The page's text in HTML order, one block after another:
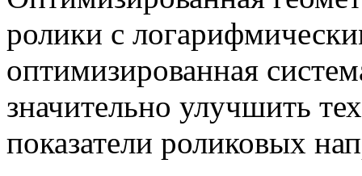
ролики с
оптимизированная
значительно улучшить
показатели роликовых